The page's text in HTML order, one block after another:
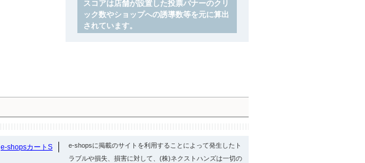
スコアは店舗が設置した投票バナーのクリ
ック数やショップへの誘導数等を元に算出
されています。
e-shopsカートS
e-shopsに掲載のサイトを利用することによって発生したト
ラブルや損失、損害に対して、(株)ネクストハンズは一切の